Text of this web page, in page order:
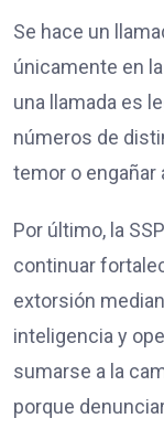
Se hace un
únicamente en
una llamada es
números de
temor o engañar
Por último, la
continuar
extorsión
inteligencia y
sumarse a la
porque